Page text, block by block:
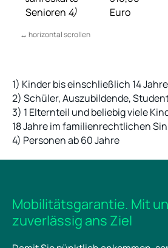
Senioren 4)
Euro
1) Kinder bis einschließlich 14 Jahre
2) Schüler, Auszubildende,
3) 1 Elternteil und beliebig viele
18 Jahre im familienrechtlichen
4) Personen ab 60 Jahre
Mobilitätsgarantie. Mit
zuverlässig ans Ziel